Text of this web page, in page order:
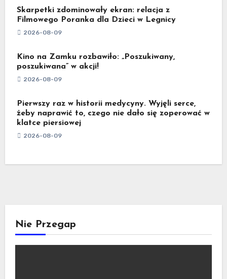
Skarpetki zdominowały ekran: relacja z
Filmowego Poranka dla Dzieci w Legnicy
2026-08-09
Kino na Zamku rozbawiło: „Poszukiwany,
poszukiwana” w akcji!
2026-08-09
Pierwszy raz w historii medycyny. Wyjęli serce,
żeby naprawić to, czego nie dało się zoperować w
klatce piersiowej
2026-08-09
Nie Przegap